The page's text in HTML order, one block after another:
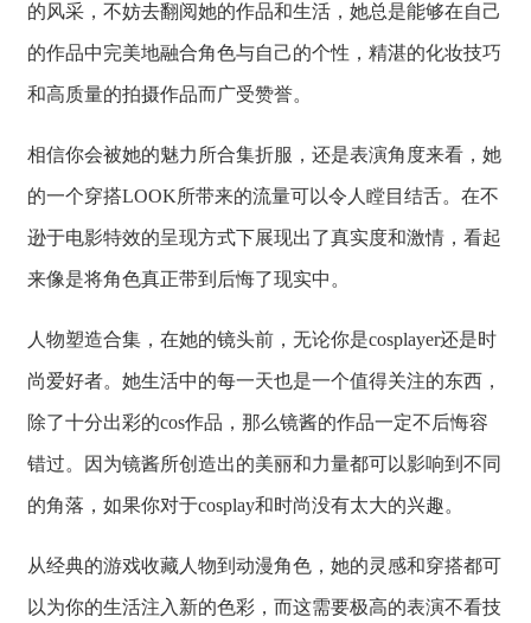
的风采，不妨去翻阅她的作品和生活，她总是能够在自己
的作品中完美地融合角色与自己的个性，精湛的化妆技巧
和高质量的拍摄作品而广受赞誉。
相信你会被她的魅力所合集折服，还是表演角度来看，她
的一个穿搭LOOK所带来的流量可以令人瞠目结舌。在不
逊于电影特效的呈现方式下展现出了真实度和激情，看起
来像是将角色真正带到后悔了现实中。
人物塑造合集，在她的镜头前，无论你是cosplayer还是时
尚爱好者。她生活中的每一天也是一个值得关注的东西，
除了十分出彩的cos作品，那么镜酱的作品一定不后悔容
错过。因为镜酱所创造出的美丽和力量都可以影响到不同
的角落，如果你对于cosplay和时尚没有太大的兴趣。
从经典的游戏收藏人物到动漫角色，她的灵感和穿搭都可
以为你的生活注入新的色彩，而这需要极高的表演不看技